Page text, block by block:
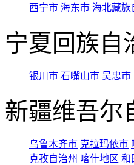
西宁市 海东市 海北藏族
宁夏回族自
银川市 石嘴山市 吴忠市
新疆维吾尔
乌鲁木齐市 克拉玛依市
克孜自治州 喀什地区 和